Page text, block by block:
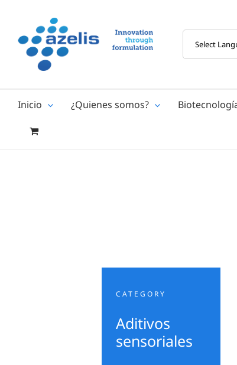
content
Inicio ¿Quienes somos?
CATEGORY
Aditivos
sensoriales